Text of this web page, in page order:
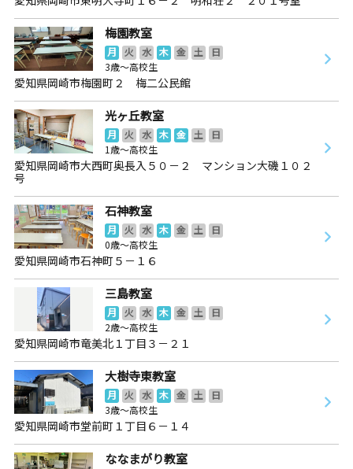
梅園教室
月 火 水 木 金 土
日
3歳～高校生
愛知県岡崎市梅園町２ 梅二公民館
光ヶ丘教室
月 火 水 木 金 土
日
1歳～高校生
愛知県岡崎市大西町奥長入５０－２ マンション大磯１０２
号
石神教室
月 火 水 木 金 土
日
0歳～高校生
愛知県岡崎市石神町５－１６
三島教室
月 火 水 木 金 土
日
2歳～高校生
愛知県岡崎市竜美北１丁目３－２１
大樹寺東教室
月 火 水 木 金 土
日
3歳～高校生
愛知県岡崎市堂前町１丁目６－１４
ななまがり教室